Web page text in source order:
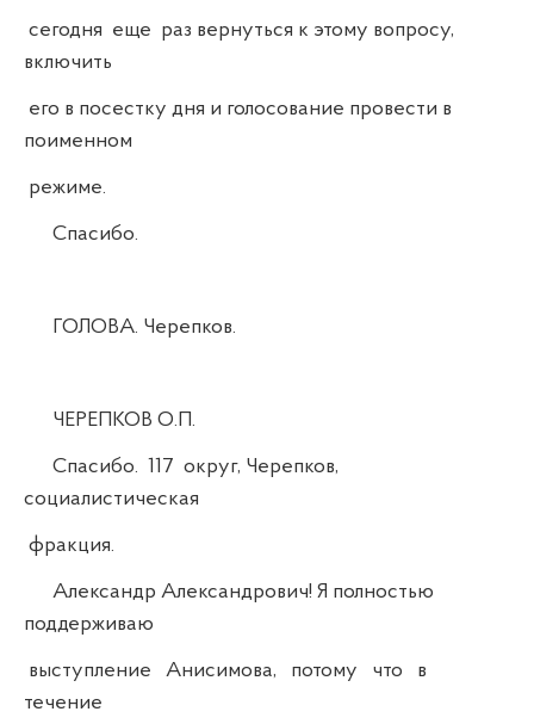
сегодня еще раз вернуться к этому вопросу,
включить
его в посестку дня и голосование провести в
поименном
режиме.
Спасибо.
ГОЛОВА. Черепков.
ЧЕРЕПКОВ О.П.
Спасибо. 117 округ, Черепков,
социалистическая
фракция.
Александр Александрович! Я полностью
поддерживаю
выступление Анисимова, потому что в
течение